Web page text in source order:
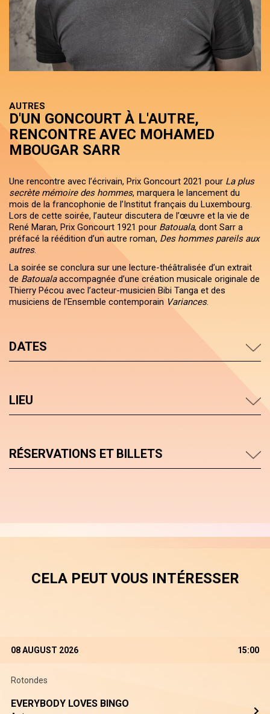
AUTRES
D'UN GONCOURT À L'AUTRE,
RENCONTRE AVEC MOHAMED
MBOUGAR SARR
Une rencontre avec l’écrivain, Prix Goncourt 2021 pour La plus
secrète mémoire des hommes, marquera le lancement du
mois de la francophonie de l’Institut français du Luxembourg.
Lors de cette soirée, l’auteur discutera de l’œuvre et la vie de
René Maran, Prix Goncourt 1921 pour Batouala, dont Sarr a
préfacé la réédition d’un autre roman, Des hommes pareils aux
autres.
La soirée se conclura sur une lecture-théâtralisée d’un extrait
de Batoualaaccompagnée d’une création musicale originale de
Thierry Pécou avec l’acteur-musicien Bibi Tanga et des
musiciens de l’Ensemble contemporain Variances.
DATES
LIEU
RÉSERVATIONS ET BILLETS
CELA PEUT VOUS INTÉRESSER
08 AUGUST 2026 15:00
Rotondes
EVERYBODY LOVES BINGO